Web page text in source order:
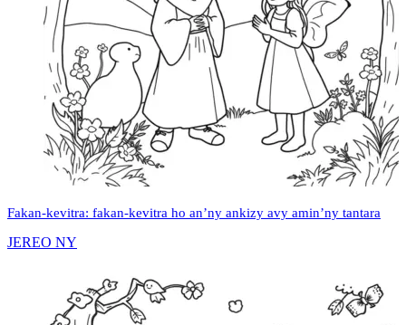
Fakan-kevitra: fakan-kevitra ho an’ny ankizy avy amin’ny tantara
JEREO NY